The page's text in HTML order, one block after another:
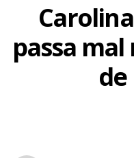
passa